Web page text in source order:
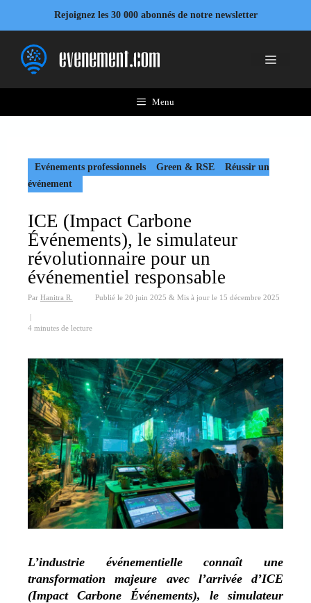
contenu
Rejoignez les 30 000 abonnés de notre newsletter
Menu
Menu
Evénements professionnels Green & RSE
Réussir un
événement
ICE (Impact Carbone
Événements), le simulateur
révolutionnaire pour un
événementiel responsable
Par Hanitra R. Publié le 20 juin 2025 & Mis à jour le 15 décembre 2025
|
4 minutes de lecture
L’industrie événementielle connaît une
transformation majeure avec l’arrivée d’ICE
(Impact Carbone Événements), le simulateur